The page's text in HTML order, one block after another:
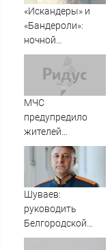
попаданий по
объектам ВСУ
«Искандеры» и
«Бандероли»:
ночной
добивающий удар
по Одессе и
Ильичевску
МЧС
предупредило
жителей
Подмосковья об
угрозе атаки
дронов
Шуваев:
руководить
Белгородской
областью